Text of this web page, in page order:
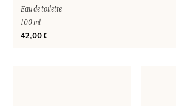
Eau de toilette
100 ml
42,00 €